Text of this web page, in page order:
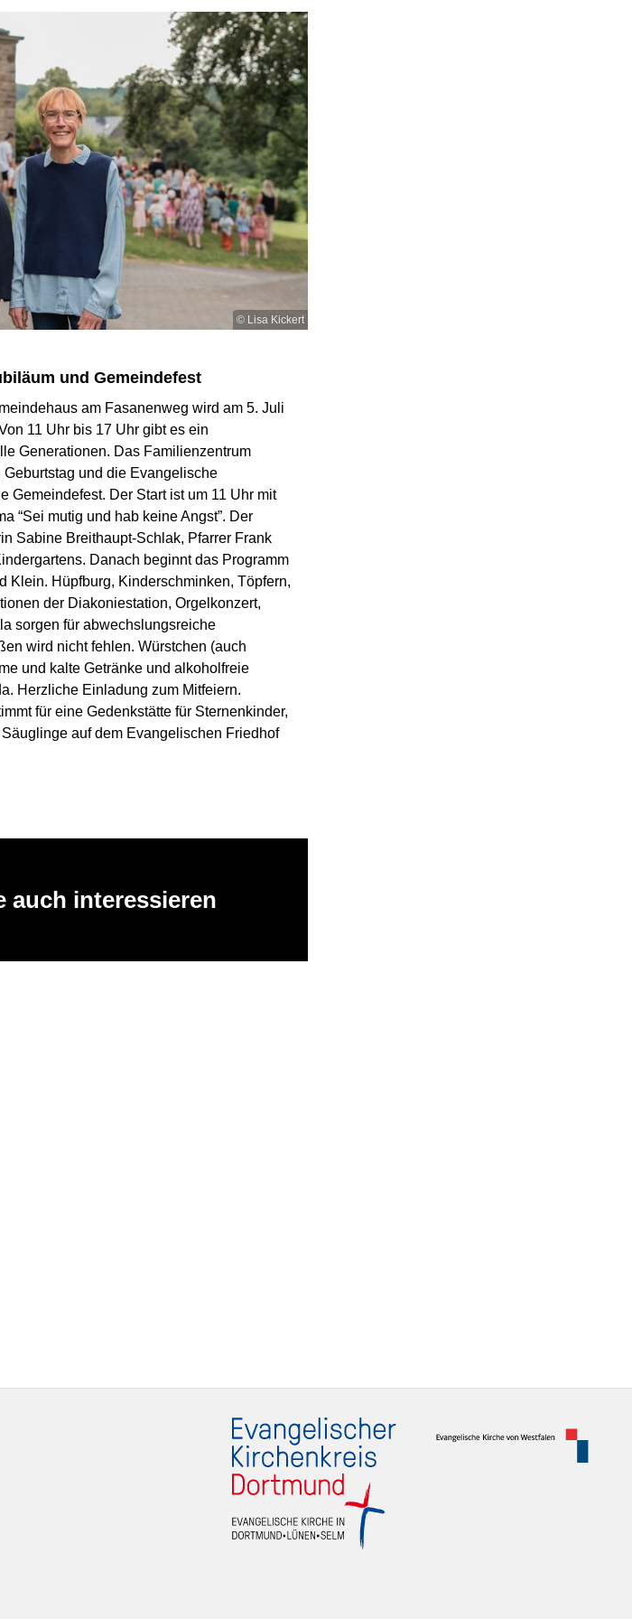
© Lisa Kickert
und Gemeindefest
am Fasanenweg wird am 5. Juli
11 Uhr bis 17 Uhr gibt es ein
Generationen. Das Familienzentrum
und die Evangelische
Gemeindefest. Der Start ist um 11 Uhr mit
“Sei mutig und hab keine Angst”. Der
Sabine Breithaupt-Schlak, Pfarrer Frank
Danach beginnt das Programm
Klein. Hüpfburg, Kinderschminken, Töpfern,
der Diakoniestation, Orgelkonzert,
sorgen für abwechslungsreiche
wird nicht fehlen. Würstchen (auch
und kalte Getränke und alkoholfreie
Herzliche Einladung zum Mitfeiern.
für eine Gedenkstätte für Sternenkinder,
auf dem Evangelischen Friedhof
auch interessieren